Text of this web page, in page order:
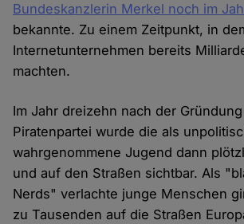
Bundeskanzlerin Merkel noch im
bekannte. Zu einem Zeitpunkt, in
Internetunternehmen bereits
machten.
Im Jahr dreizehn nach der
Piratenpartei wurde die als
wahrgenommene Jugend dann
und auf den Straßen sichtbar. Als
Nerds" verlachte junge Menschen
zu Tausenden auf die Straßen